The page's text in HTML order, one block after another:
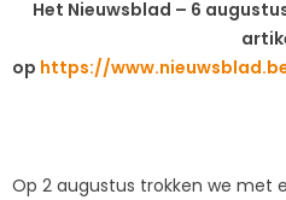
Het Nieuwsblad – 6
op https://
Op 2 augustus trokken we met